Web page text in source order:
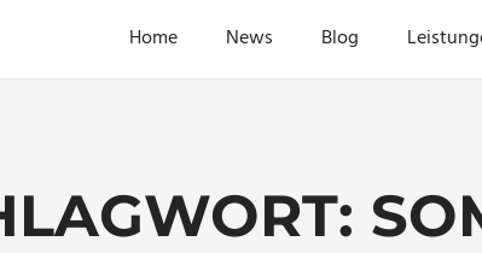
Home News Blog